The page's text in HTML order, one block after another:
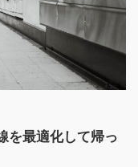
を最適化して帰っ